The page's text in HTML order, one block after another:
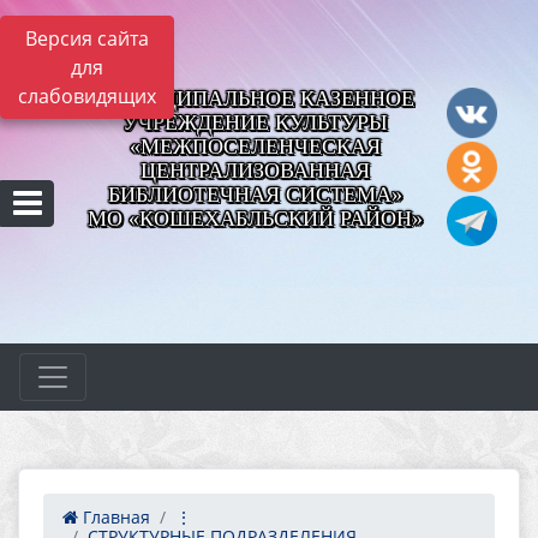
Версия сайта
для
слабовидящихМУНИЦИПАЛЬНОЕ КАЗЕННОЕ
УЧРЕЖДЕНИЕ КУЛЬТУРЫ
«МЕЖПОСЕЛЕНЧЕСКАЯ
ЦЕНТРАЛИЗОВАННАЯ
БИБЛИОТЕЧНАЯ СИСТЕМА»
МО «КОШЕХАБЛЬСКИЙ РАЙОН»
Главная
⋮